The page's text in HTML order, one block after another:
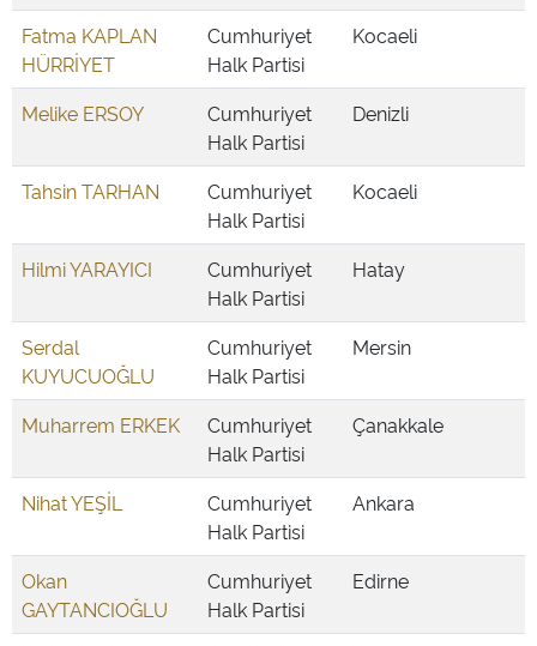
Fatma KAPLAN
HÜRRİYET
Cumhuriyet
Halk Partisi
Kocaeli
Melike ERSOY
Cumhuriyet
Halk Partisi
Denizli
Tahsin TARHAN
Cumhuriyet
Halk Partisi
Kocaeli
Hilmi YARAYICI
Cumhuriyet
Halk Partisi
Hatay
Serdal
KUYUCUOĞLU
Cumhuriyet
Halk Partisi
Mersin
Muharrem ERKEK
Cumhuriyet
Halk Partisi
Çanakkale
Nihat YEŞİL
Cumhuriyet
Halk Partisi
Ankara
Okan
GAYTANCIOĞLU
Cumhuriyet
Halk Partisi
Edirne